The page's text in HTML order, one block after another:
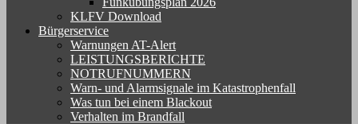
KLFV Download
Bürgerservice
Warnungen AT-Alert
LEISTUNGSBERICHTE
NOTRUFNUMMERN
Warn- und Alarmsignale im Katastrophenfall
Was tun bei einem Blackout
Verhalten im Brandfall